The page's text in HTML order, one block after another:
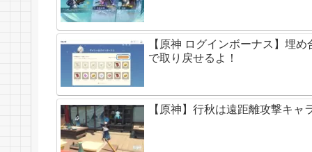
【原神 ログインボーナス】埋
で取り戻せるよ！
【原神】行秋は遠距離攻撃キ